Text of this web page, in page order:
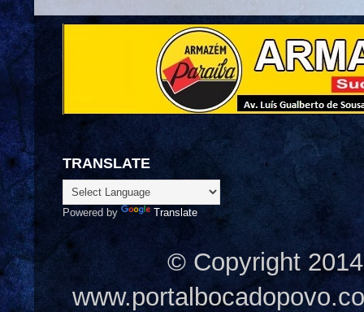
TRANSLATE
Powered by Translate
© Copyright